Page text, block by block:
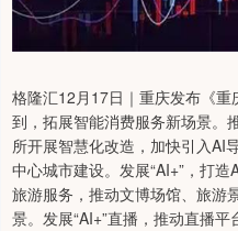
格隆汇12月17日｜重庆发布《重
到，拓展智能消费服务新场景。
所开展智慧化改造，加快引入AI
中心城市建设。发展“AI+”，打
旅游服务，推动文博场馆、旅游
景。发展“AI+”直播，推动直播平